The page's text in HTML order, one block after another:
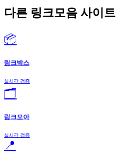
다른 링크모음 사이트
📦
링크박스
실시간 검증
🗂️
링크모아
실시간 검증
📍